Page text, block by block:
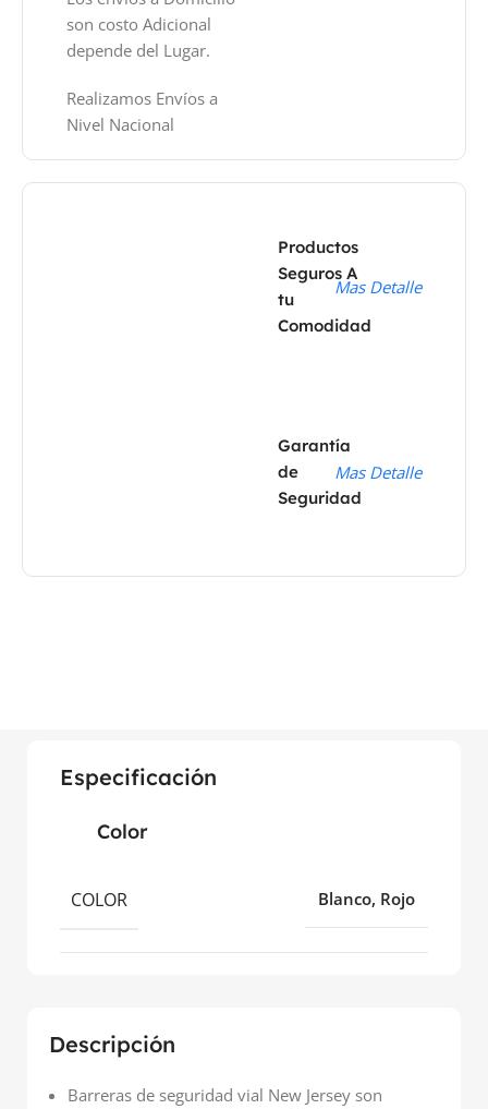
son costo Adicional
depende del Lugar.
Realizamos Envíos a
Nivel Nacional
Productos
Seguros A
tu
Comodidad
Mas Detalle
Garantía
de
Seguridad
Mas Detalle
Descripción
Barreras de seguridad vial New Jersey son
Especificación
Color
COLOR Blanco, Rojo